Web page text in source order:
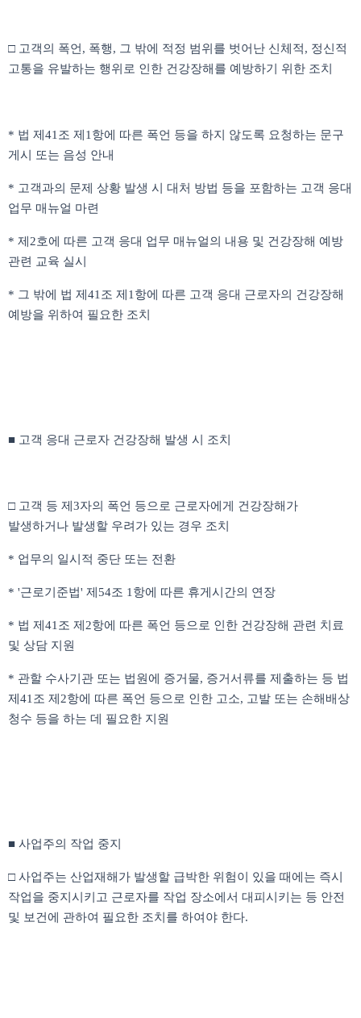
□ 고객의 폭언, 폭행, 그 밖에 적정 범위를 벗어난 신체적, 정신적
고통을 유발하는 행위로 인한 건강장해를 예방하기 위한 조치
* 법 제41조 제1항에 따른 폭언 등을 하지 않도록 요청하는 문구
게시 또는 음성 안내
* 고객과의 문제 상황 발생 시 대처 방법 등을 포함하는 고객 응대
업무 매뉴얼 마련
* 제2호에 따른 고객 응대 업무 매뉴얼의 내용 및 건강장해 예방
관련 교육 실시
* 그 밖에 법 제41조 제1항에 따른 고객 응대 근로자의 건강장해
예방을 위하여 필요한 조치
■ 고객 응대 근로자 건강장해 발생 시 조치
□ 고객 등 제3자의 폭언 등으로 근로자에게 건강장해가
발생하거나 발생할 우려가 있는 경우 조치
* 업무의 일시적 중단 또는 전환
* '근로기준법' 제54조 1항에 따른 휴게시간의 연장
* 법 제41조 제2항에 따른 폭언 등으로 인한 건강장해 관련 치료
및 상담 지원
* 관할 수사기관 또는 법원에 증거물, 증거서류를 제출하는 등 법
제41조 제2항에 따른 폭언 등으로 인한 고소, 고발 또는 손해배상
청수 등을 하는 데 필요한 지원
■ 사업주의 작업 중지
□ 사업주는 산업재해가 발생할 급박한 위험이 있을 때에는 즉시
작업을 중지시키고 근로자를 작업 장소에서 대피시키는 등 안전
및 보건에 관하여 필요한 조치를 하여야 한다.